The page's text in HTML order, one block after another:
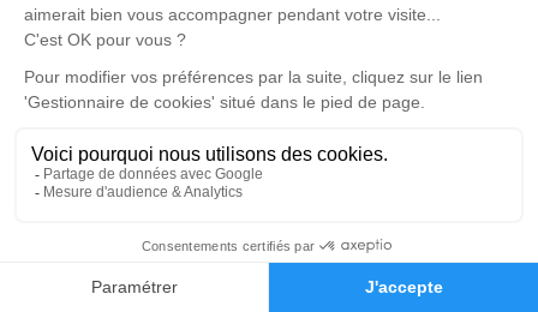
Faire-part Hommages
Un service de plantation d’arbre hommage est
disponible ici.
Je rends hommage
Crémation
Crématorium de Provence et Parc Mémorial
de Provence d'Aix-en-Provence